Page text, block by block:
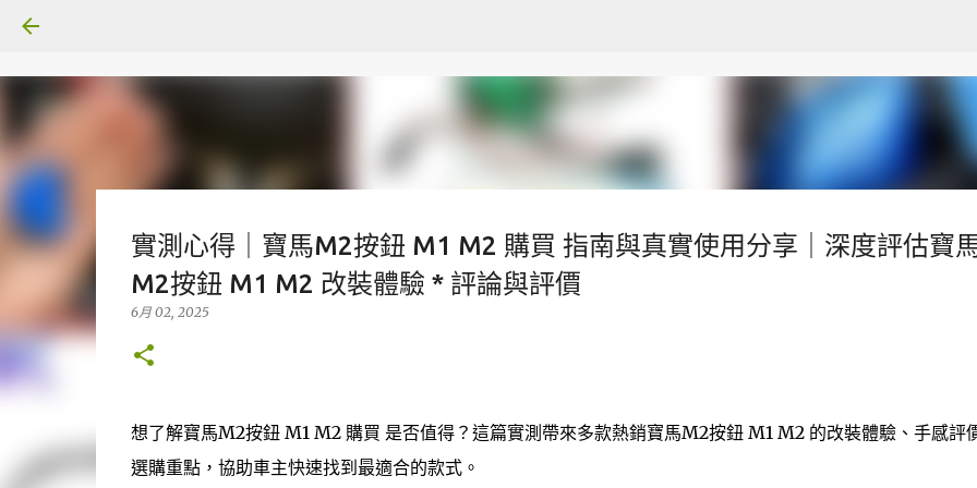
實測心得｜寶馬M2按鈕 M1 M2 購買 指南與真實使用分享｜深度評估寶
M2按鈕 M1 M2 改裝體驗 * 評論與評價
6月 02, 2025
想了解寶馬M2按鈕 M1 M2 購買 是否值得？這篇實測帶來多款熱銷寶馬M2按鈕 M1 M2 的改裝體驗、手感評
選購重點，協助車主快速找到最適合的款式。